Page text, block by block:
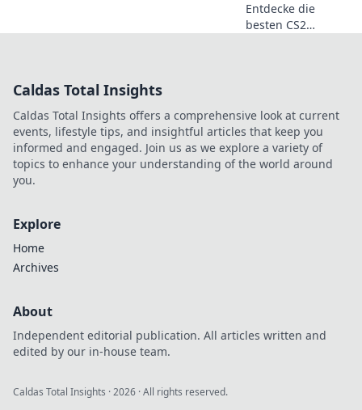
Entdecke die
besten CS2
rauskicken kannst!
Caldas Total Insights
Caldas Total Insights offers a comprehensive look at current
events, lifestyle tips, and insightful articles that keep you
informed and engaged. Join us as we explore a variety of
topics to enhance your understanding of the world around
you.
Explore
Home
Archives
About
Independent editorial publication. All articles written and
edited by our in-house team.
Caldas Total Insights ·2026 · All rights reserved.